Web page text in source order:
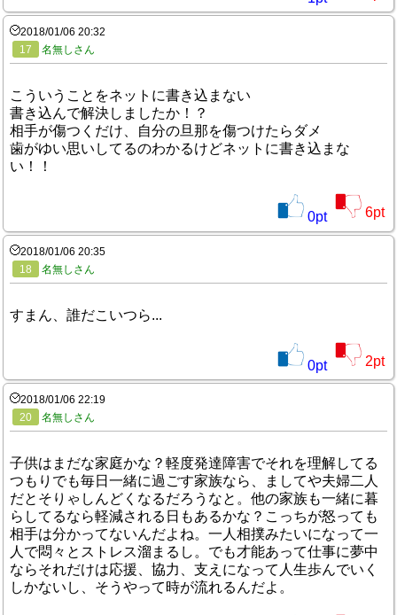
2018/01/06 20:32
17
名無しさん
こういうことをネットに書き込まない
書き込んで解決しましたか！？
相手が傷つくだけ、自分の旦那を傷つけたらダメ
歯がゆい思いしてるのわかるけどネットに書き込まな
い！！
0pt 6pt
2018/01/06 20:35
18
名無しさん
すまん、誰だこいつら...
0pt 2pt
2018/01/06 22:19
20
名無しさん
子供はまだな家庭かな？軽度発達障害でそれを理解してる
つもりでも毎日一緒に過ごす家族なら、ましてや夫婦二人
だとそりゃしんどくなるだろうなと。他の家族も一緒に暮
らしてるなら軽減される日もあるかな？こっちが怒っても
相手は分かってないんだよね。一人相撲みたいになって一
人で悶々とストレス溜まるし。でも才能あって仕事に夢中
ならそれだけは応援、協力、支えになって人生歩んでいく
しかないし、そうやって時が流れるんだよ。